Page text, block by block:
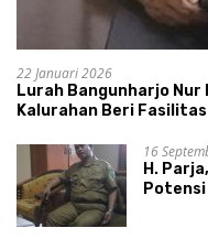
22 Januari 2026
Lurah Bangunharjo
Kalurahan Beri Fasilitas
16
H.
Potensi